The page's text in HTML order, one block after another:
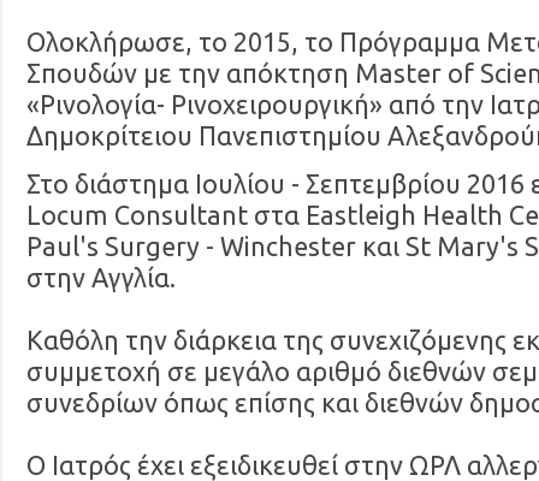
Ολοκλήρωσε, το 2015, το Πρόγραμμα
Σπουδών με την απόκτηση Master of
«Ρινολογία- Ρινοχειρουργική» από την
Δημοκρίτειου Πανεπιστημίου
Στο διάστημα Ιουλίου - Σεπτεμβρίου
Locum Consultant στα Eastleigh Health
Paul's Surgery - Winchester και St Mary's
στην Αγγλία.
Καθόλη την διάρκεια της συνεχιζόμενης
συμμετοχή σε μεγάλο αριθμό διεθνών
συνεδρίων όπως επίσης και διεθνών
Ο Ιατρός έχει εξειδικευθεί στην ΩΡΛ